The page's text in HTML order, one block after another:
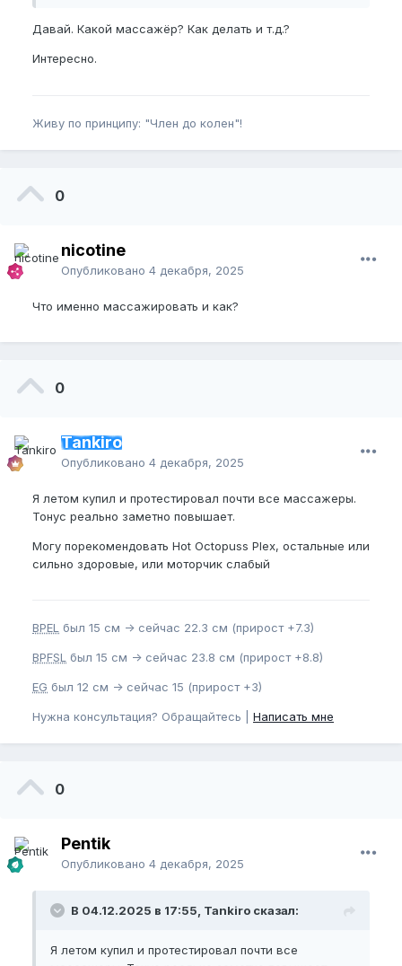
привыкаю, или уменьшается всё таки в объеме!?
Давай. Какой массажёр? Как делать и т.д.?
Интересно.
Живу по принципу: "Член до колен"!
0
nicotine
Опубликовано 4 декабря, 2025
Что именно массажировать и как?
0
Tankiro
Опубликовано 4 декабря, 2025
Я летом купил и протестировал почти все массажеры.
Тонус реально заметно повышает.
Могу порекомендовать Hot Octopuss Plex, остальные или
сильно здоровые, или моторчик слабый
BPEL был 15 см -> сейчас 22.3 см (прирост +7.3)
BPFSL был 15 см -> сейчас 23.8 см (прирост +8.8)
EG был 12 см -> сейчас 15 (прирост +3)
Нужна консультация? Обращайтесь | Написать мне
0
Pentik
Опубликовано 4 декабря, 2025
В 04.12.2025 в 17:55, Tankiro сказал:
Я летом купил и протестировал почти все